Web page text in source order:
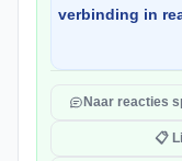
verbinding in
Naar reacties
📋